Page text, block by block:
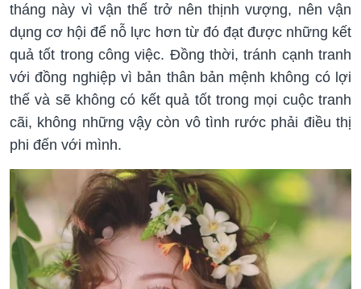
tháng này vì vận thế trở nên thịnh vượng, nên vận
dụng cơ hội để nỗ lực hơn từ đó đạt được những kết
quả tốt trong công việc. Đồng thời, tránh cạnh tranh
với đồng nghiệp vì bản thân bản mệnh không có lợi
thế và sẽ không có kết quả tốt trong mọi cuộc tranh
cãi, không những vậy còn vô tình rước phải điều thị
phi đến với mình.